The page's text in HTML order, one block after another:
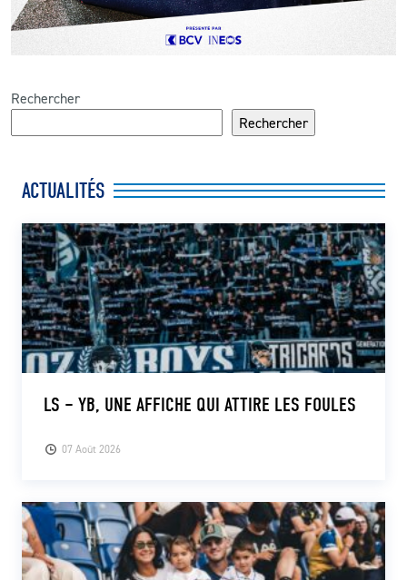
Rechercher
Rechercher
ACTUALITÉS
07 Août 2026
LS – YB, UNE AFFICHE QUI ATTIRE LES FOULES